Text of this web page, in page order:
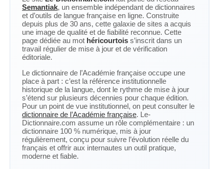
Semantiak, un ensemble indépendant de dictionnaires
et d’outils de langue française en ligne. Construite
depuis plus de 30 ans, cette galaxie de sites a acquis
une image de qualité et de fiabilité reconnue. Cette
page dédiée au mot héricourtois s’inscrit dans un
travail régulier de mise à jour et de vérification
éditoriale.
Le dictionnaire de l’Académie française occupe une
place à part : c’est la référence institutionnelle
historique de la langue, dont le rythme de mise à jour
s’étend sur plusieurs décennies pour chaque édition.
Pour un point de vue institutionnel, on peut consulter le
dictionnaire de l’Académie française. Le-
Dictionnaire.com assume un rôle complémentaire : un
dictionnaire 100 % numérique, mis à jour
régulièrement, conçu pour suivre l’évolution réelle du
français et offrir aux internautes un outil pratique,
moderne et fiable.